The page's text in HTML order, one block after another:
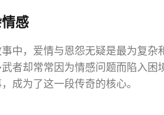
感
中，爱情与恩怨无疑是最为复杂
者却常常因为情感问题而陷入困
成为了这一段传奇的核心。